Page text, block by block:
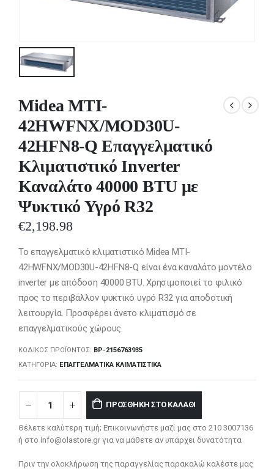
Midea MTI-
42HWFNX/MOD30U-
42HFN8-Q Επαγγελματικό
Κλιματιστικό Inverter
Καναλάτο 40000 BTU με
Ψυκτικό Υγρό R32
€2,198.98
Το επαγγελματικό κλιματιστικό Midea MTI-
42HWFNX/MOD30U-42HFN8-Q είναι ένα καναλάτο μοντέλο
inverter με απόδοση 40000 BTU. Χρησιμοποιεί το φιλικό
προς το περιβάλλον ψυκτικό υγρό R32 για αποδοτική
λειτουργία. Προσφέρει άνετο κλιματισμό σε
επαγγελματικούς χώρους.
ΚΩΔΙΚΌΣ ΠΡΟΪΌΝΤΟΣ: BP-2156763935
ΚΑΤΗΓΟΡΊΑ: ΕΠΑΓΓΕΛΜΑΤΙΚΆ ΚΛΙΜΑΤΙΣΤΙΚΆ
ΠΡΟΣΘΉΚΗ ΣΤΟ ΚΑΛΆΘΙ
Θέλετε καλύτερη τιμή; Επικοινωνήστε μαζί μας στο 210 3007136
ή στο info@olastore.gr για να μάθετε αν υπάρχει δυνατότητα
Πριν την ολοκλήρωση της παραγγελίας παρακαλώ καλέστε μας